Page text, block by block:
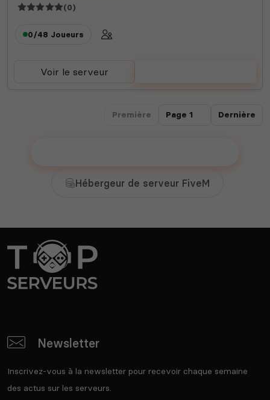
(0)
0/48 Joueurs
Voir le serveur
Première Dernière
Hébergeur de serveur FiveM
Newsletter
Inscrivez-vous à la newsletter pour recevoir chaque semaine
des actus sur les serveurs.